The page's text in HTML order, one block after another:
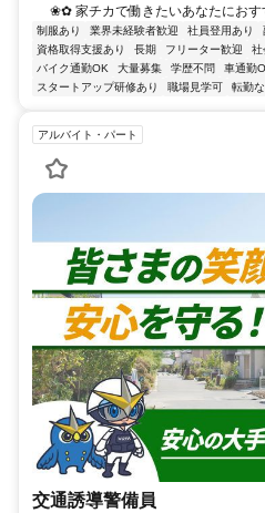
❀✿ 家チカで働きたいあなたにお
制服あり 業界未経験者歓迎 社員登用あり
資格取得支援あり
長期 フリーター歓迎 社
バイク通勤OK
大量募集 学歴不問 車通勤
スタートアップ研修あり
職場見学可 転勤な
アルバイト・パート
交通誘導警備員